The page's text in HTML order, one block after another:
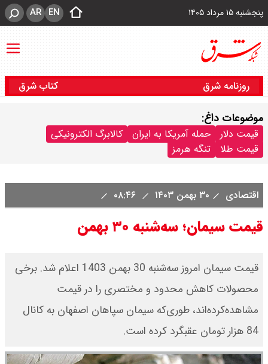
پنجشنبه ۱۵ مرداد ۱۴۰۵ EN
AR
روزنامه شرق کتاب شرق
موضوعات داغ:
قیمت دلار حمله آمریکا به ایران
کالابرگ الکترونیکی
قیمت طلا
تنگه هرمز
اقتصادی ۳۰ بهمن ۱۴۰۳
قیمت سیمان؛ سه‌شنبه ۳۰ بهمن
قیمت سیمان امروز ‌‌سه‌شنبه 30 بهمن 1403 اعلام شد. برخی
محصولات کاهش محدود و مختصری را در قیمت
مشاهده‌کرده‌اند، طوری‌که سیمان سپاهان اصفهان به کانال
84 هزار تومان عقبگرد کرده است.